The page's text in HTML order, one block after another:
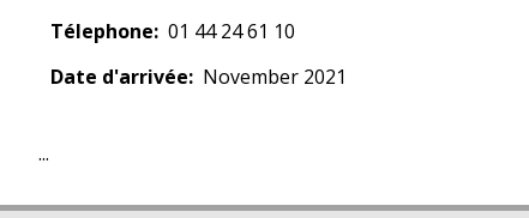
Télephone 01 44 24 61 10
Date d'arrivée
November 2021
...